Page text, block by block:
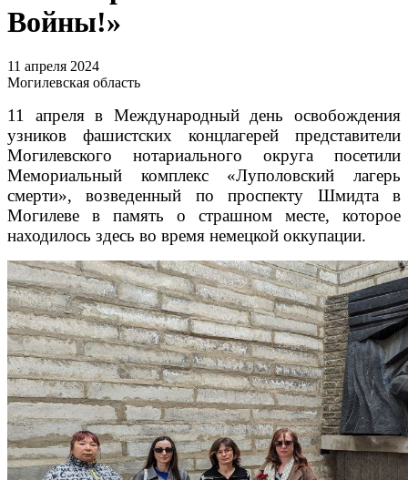
Войны!»
11 апреля 2024
Могилевская область
11 апреля в Международный день освобождения
узников фашистских концлагерей представители
Могилевского нотариального округа посетили
Мемориальный комплекс «Луполовский лагерь
смерти», возведенный по проспекту Шмидта в
Могилеве в память о страшном месте, которое
находилось здесь во время немецкой оккупации.